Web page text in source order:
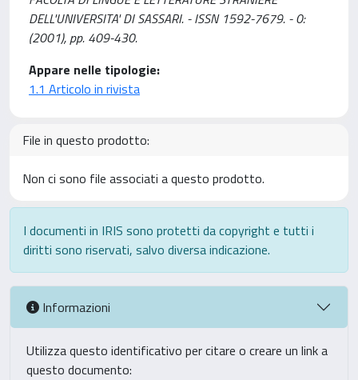
DELL'UNIVERSITA' DI SASSARI. - ISSN 1592-7679. - 0:
(2001), pp. 409-430.
Appare nelle tipologie:
1.1 Articolo in rivista
File in questo prodotto:
Non ci sono file associati a questo prodotto.
I documenti in IRIS sono protetti da copyright e tutti i
diritti sono riservati, salvo diversa indicazione.
Informazioni
Utilizza questo identificativo per citare o creare un link a
questo documento: